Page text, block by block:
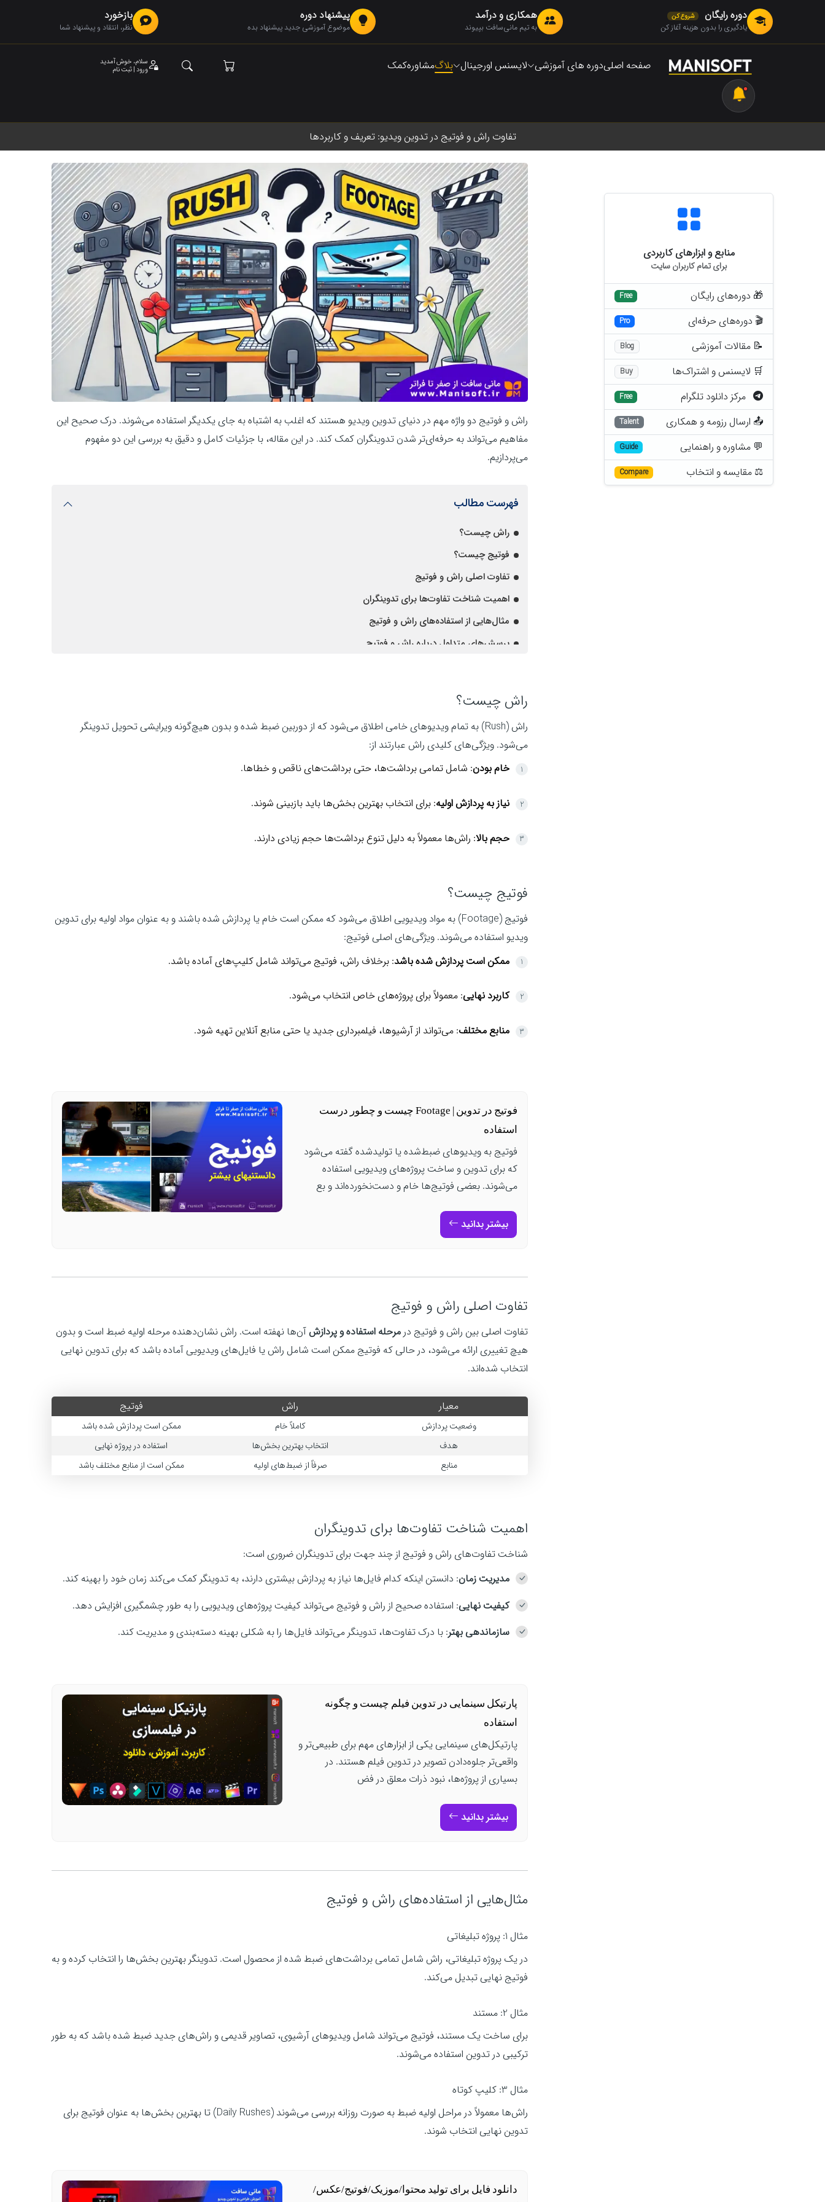
دوره رایگان شروع کن
یادگیری را بدون هزینه آغاز کن
همکاری و درآمد
به تیم مانی‌سافت بپیوند
پیشنهاد دوره
موضوع آموزشی جدید پیشنهاد بده
بازخورد
نظر، انتقاد و پیشنهاد شما
صفحه اصلیدوره های آموزشی لایسنس اورجینال بلاگمشاورهکمک سلام، خوش آمدید
ورود | ثبت نام
تفاوت راش و فوتیج در تدوین ویدیو: تعریف و کاربردها
منابع و ابزارهای کاربردی
برای تمام کاربران سایت
🎁 دوره‌های رایگان Free
🎬 دوره‌های حرفه‌ای Pro
📝 مقالات آموزشی Blog
🛒 لایسنس و اشتراک‌ها Buy
مرکز دانلود تلگرام Free
📤 ارسال رزومه و همکاری Talent
💬 مشاوره و راهنمایی Guide
⚖️ مقایسه و انتخاب Compare
راش و فوتیج دو واژه مهم در دنیای تدوین ویدیو هستند که اغلب به اشتباه به جای یکدیگر استفاده می‌شوند. درک صحیح این
مفاهیم می‌تواند به حرفه‌ای‌تر شدن تدوینگران کمک کند. در این مقاله، با جزئیات کامل و دقیق به بررسی این دو مفهوم
می‌پردازیم.
فهرست مطالب
راش چیست؟
فوتیج چیست؟
تفاوت اصلی راش و فوتیج
اهمیت شناخت تفاوت‌ها برای تدوینگران
مثال‌هایی از استفاده‌های راش و فوتیج
پرسش‌های متداول درباره راش و فوتیج
راش چیست؟
راش (Rush) به تمام ویدیوهای خامی اطلاق می‌شود که از دوربین ضبط شده و بدون هیچ‌گونه ویرایشی تحویل تدوینگر
می‌شود. ویژگی‌های کلیدی راش عبارتند از:
خام بودن: شامل تمامی برداشت‌ها، حتی برداشت‌های ناقص و خطاها.
نیاز به پردازش اولیه: برای انتخاب بهترین بخش‌ها باید بازبینی شوند.
حجم بالا: راش‌ها معمولاً به دلیل تنوع برداشت‌ها حجم زیادی دارند.
فوتیج چیست؟
فوتیج (Footage) به مواد ویدیویی اطلاق می‌شود که ممکن است خام یا پردازش شده باشند و به عنوان مواد اولیه برای تدوین
ویدیو استفاده می‌شوند. ویژگی‌های اصلی فوتیج:
ممکن است پردازش شده باشد: برخلاف راش، فوتیج می‌تواند شامل کلیپ‌های آماده باشد.
کاربرد نهایی: معمولاً برای پروژه‌های خاص انتخاب می‌شود.
منابع مختلف: می‌تواند از آرشیوها، فیلمبرداری جدید یا حتی منابع آنلاین تهیه شود.
فوتیج در تدوین | Footage چیست و چطور درست
استفاده
فوتیج به ویدیوهای ضبط‌شده یا تولیدشده گفته می‌شود
که برای تدوین و ساخت پروژه‌های ویدیویی استفاده
می‌شوند. بعضی فوتیج‌ها خام و دست‌نخورده‌اند و بع
بیشتر بدانید
تفاوت اصلی راش و فوتیج
تفاوت اصلی بین راش و فوتیج درمرحله استفاده و پردازشآن‌ها نهفته است. راش نشان‌دهنده مرحله اولیه ضبط است و بدون
هیچ تغییری ارائه می‌شود، در حالی که فوتیج ممکن است شامل راش یا فایل‌های ویدیویی آماده باشد که برای تدوین نهایی
انتخاب شده‌اند.
معیار راش فوتیج
وضعیت پردازش کاملاً خام
ممکن است پردازش شده باشد
هدف
انتخاب بهترین بخش‌ها
استفاده در پروژه نهایی
منابع
صرفاً از ضبط‌های اولیه ممکن است از منابع مختلف باشد
اهمیت شناخت تفاوت‌ها برای تدوینگران
شناخت تفاوت‌های راش و فوتیج از چند جهت برای تدوینگران ضروری است:
مدیریت زمان: دانستن اینکه کدام فایل‌ها نیاز به پردازش بیشتری دارند، به تدوینگر کمک می‌کند زمان خود را بهینه کند.
کیفیت نهایی: استفاده صحیح از راش و فوتیج می‌تواند کیفیت پروژه‌های ویدیویی را به طور چشمگیری افزایش دهد.
سازماندهی بهتر: با درک تفاوت‌ها، تدوینگر می‌تواند فایل‌ها را به شکلی بهینه دسته‌بندی و مدیریت کند.
پارتیکل سینمایی در تدوین فیلم چیست و چگونه
استفاده
پارتیکل‌های سینمایی یکی از ابزارهای مهم برای طبیعی‌تر و
واقعی‌تر جلوه‌دادن تصویر در تدوین فیلم هستند. در
بسیاری از پروژه‌ها، نبود ذرات معلق در فض
بیشتر بدانید
مثال‌هایی از استفاده‌های راش و فوتیج
مثال 1: پروژه تبلیغاتی
در یک پروژه تبلیغاتی، راش شامل تمامی برداشت‌های ضبط شده از محصول است. تدوینگر بهترین بخش‌ها را انتخاب کرده و به
فوتیج نهایی تبدیل می‌کند.
مثال 2: مستند
برای ساخت یک مستند، فوتیج می‌تواند شامل ویدیوهای آرشیوی، تصاویر قدیمی و راش‌های جدید ضبط شده باشد که به طور
ترکیبی در تدوین استفاده می‌شوند.
مثال 3: کلیپ کوتاه
راش‌ها معمولاً در مراحل اولیه ضبط به صورت روزانه بررسی می‌شوند (Daily Rushes) تا بهترین بخش‌ها به عنوان فوتیج برای
تدوین نهایی انتخاب شوند.
دانلود فایل برای تولید محتوا/موزیک/فوتیج/عکس/